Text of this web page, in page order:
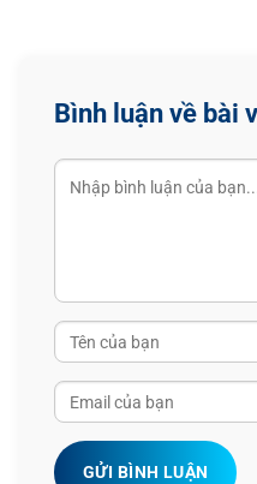
Bình luận về bài
GỬI BÌNH LUẬN